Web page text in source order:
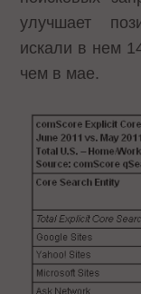
улучшает
искали в нем
чем в мае.